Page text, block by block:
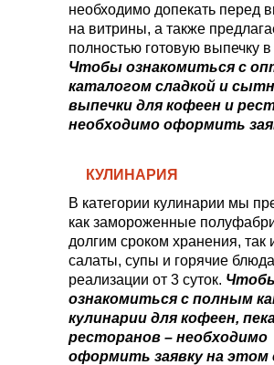
необходимо допекать перед
на витрины, а также
полностью готовую выпечку в
Чтобы ознакомиться с
каталогом сладкой и
выпечки для кофеен и
необходимо оформить
КУЛИНАРИЯ
В категории кулинарии мы
как замороженные
долгим сроком хранения, так
салаты, супы и горячие
реализации от 3 суток.
ознакомиться с полным
кулинарии для кофеен,
ресторанов – необходимо
оформить заявку на этом